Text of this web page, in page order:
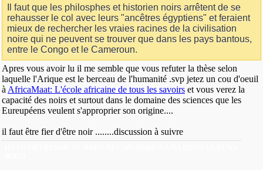
Il faut que les philosphes et historien noirs arrêtent de se
rehausser le col avec leurs "ancêtres égyptiens" et feraient
mieux de rechercher les vraies racines de la civilisation
noire qui ne peuvent se trouver que dans les pays bantous,
entre le Congo et le Cameroun.
Apres vous avoir lu il me semble que vous refuter la thèse selon
laquelle l'Arique est le berceau de l'humanité .svp jetez un cou d'oeuil
à AfricaMaat: L'école africaine de tous les savoirs et vous verez la
capacité des noirs et surtout dans le domaine des sciences que les
Eureupéens veulent s'approprier son origine....
il faut être fier d'être noir ........discussion à suivre